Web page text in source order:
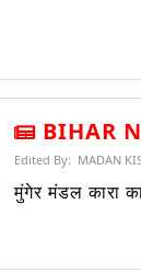
BIHAR
Edited By: MADAN
मुंगेर मंडल कारा